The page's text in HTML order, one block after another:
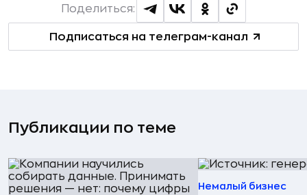
Подписаться на телеграм-канал
Поделиться:
Публикации по теме
Немалый бизнес